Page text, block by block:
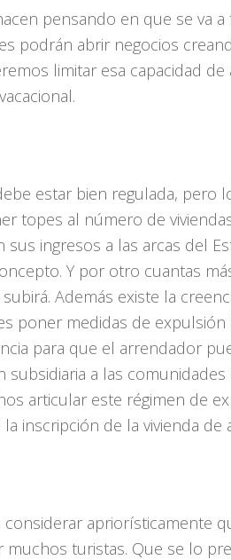
pensando en que se va
podrán abrir negocios
limitar esa capacidad
estar bien regulada, pero
topes al número de
ingresos a las arcas del
Y por otro cuantas
Además existe la
poner medidas de
para que el arrendador
a las
articular este régimen de
inscripción de la vivienda de
apriorísticamente
turistas. Que se lo